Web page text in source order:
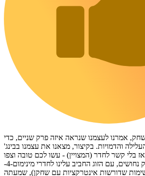
אמרנו לעצמנו שנראה איזה פרק שניים, כדי
והדמויות. בקיצור, מצאנו את עצמנו בבינג'
בלי קשר לחדר (המצויין) - עשו לכם טובה וצפו
בסדרה. התיצבנו למשחק נחושים, עם הזוג החביב עלינו לחדרי מינימום-4-
שדורשות אינטרקציות עם שחקן), שמעתה